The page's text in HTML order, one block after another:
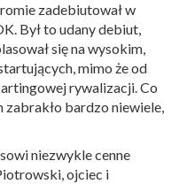
zadebiutował w
Był to udany debiut,
się na wysokim,
mimo że od
rywalizacji. Co
bardzo niewiele,
niezwykle cenne
ojciec i